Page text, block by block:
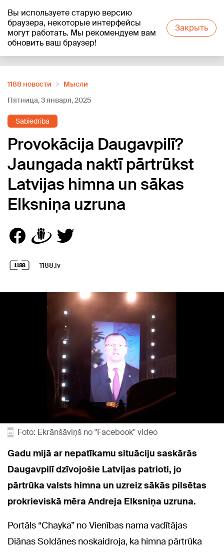
Вы используете старую версию
браузера, некоторые интерфейсы
могут работать. Мы рекомендуем вам
обновить ваш браузер!
Закрыть
+20°C
1188 новости
Мысли
Пятница, 3 января, 2025
Sabiedrība
Provokācija Daugavpilī?
Jaungada naktī pārtrūkst
Latvijas himna un sākas
Elksniņa uzruna
1188.lv
Foto: Ekrānšāviņš no "Facebook" video
Gadu mijā ar nepatīkamu situāciju saskārās
Daugavpilī dzīvojošie Latvijas patrioti, jo
pārtrūka valsts himna un uzreiz sākās pilsētas
prokrieviskā mēra Andreja Elksniņa uzruna.
Portāls “Chayka” no Vienības nama vadītājas
Diānas Soldānes noskaidroja, ka himna pārtrūka